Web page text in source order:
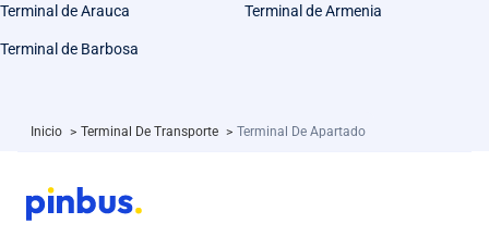
Terminal de Arauca Terminal de Armenia
Terminal de Barbosa
Inicio > Terminal De Transporte > Terminal De Apartado